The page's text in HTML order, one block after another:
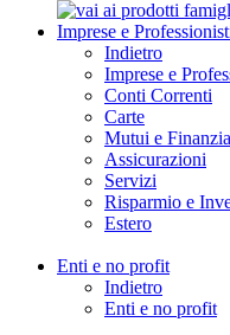
Imprese e
Indietro
Imprese e
Conti Correnti
Carte
Mutui e
Assicurazioni
Servizi
Risparmio e
Estero
Enti e no profit
Indietro
Enti e no profit